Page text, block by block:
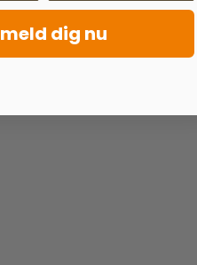
dig nu